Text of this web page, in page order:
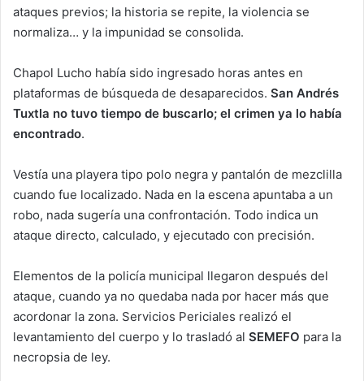
ataques previos; la historia se repite, la violencia se
normaliza… y la impunidad se consolida.
Chapol Lucho había sido ingresado horas antes en
plataformas de búsqueda de desaparecidos. San Andrés
Tuxtla no tuvo tiempo de buscarlo; el crimen ya lo había
encontrado.
Vestía una playera tipo polo negra y pantalón de mezclilla
cuando fue localizado. Nada en la escena apuntaba a un
robo, nada sugería una confrontación. Todo indica un
ataque directo, calculado, y ejecutado con precisión.
Elementos de la policía municipal llegaron después del
ataque, cuando ya no quedaba nada por hacer más que
acordonar la zona. Servicios Periciales realizó el
levantamiento del cuerpo y lo trasladó al SEMEFO para la
necropsia de ley.